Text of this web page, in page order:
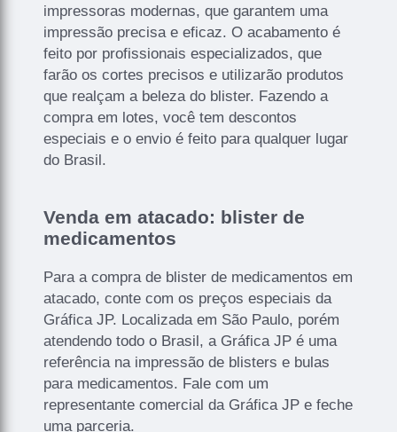
impressoras modernas, que garantem uma
impressão precisa e eficaz. O acabamento é
feito por profissionais especializados, que
farão os cortes precisos e utilizarão produtos
que realçam a beleza do blister. Fazendo a
compra em lotes, você tem descontos
especiais e o envio é feito para qualquer lugar
do Brasil.
Venda em atacado: blister de
medicamentos
Para a compra de blister de medicamentos em
atacado, conte com os preços especiais da
Gráfica JP. Localizada em São Paulo, porém
atendendo todo o Brasil, a Gráfica JP é uma
referência na impressão de blisters e bulas
para medicamentos. Fale com um
representante comercial da Gráfica JP e feche
uma parceria.